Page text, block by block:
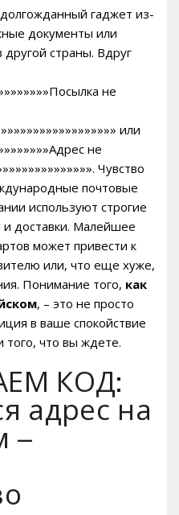
гаджет из-
документы или
страны. Вдруг
не
или
не
Чувство
почтовые
используют строгие
и доставки. Малейшее
может привести к
или, что еще хуже,
Понимание того, как
, – это не просто
в ваше спокойствие
того, что вы ждете.
КОД:
адрес на
–